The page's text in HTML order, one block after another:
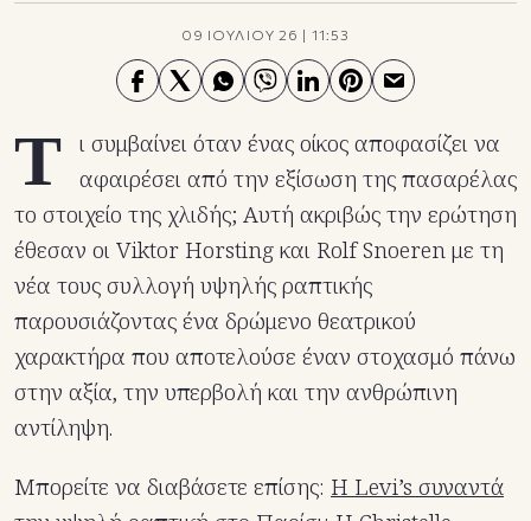
09 ΙΟΥΛΙΟΥ 26 | 11:53
Τ ι συμβαίνει όταν ένας οίκος αποφασίζει να
αφαιρέσει από την εξίσωση της πασαρέλας
το στοιχείο της χλιδής; Αυτή ακριβώς την ερώτηση
έθεσαν οι Viktor Horsting και Rolf Snoeren με τη
νέα τους συλλογή υψηλής ραπτικής
παρουσιάζοντας ένα δρώμενο θεατρικού
χαρακτήρα που αποτελούσε έναν στοχασμό πάνω
στην αξία, την υπερβολή και την ανθρώπινη
αντίληψη.
Μπορείτε να διαβάσετε επίσης: Η Levi’s συναντά